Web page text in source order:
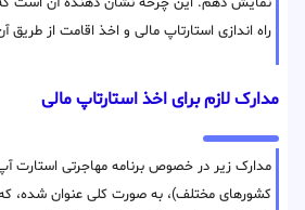
راه اندازی استارتاپ مالی و اخذ اقامت از طریق
مدارک لازم برای اخذ استارتاپ مالی
مدارک زیر در خصوص برنامه مهاجرتی استارت آپ
کشورهای مختلف)، به صورت کلی عنوان شده،